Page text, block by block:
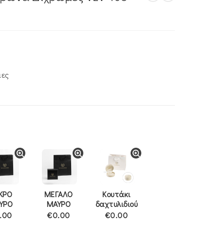
ΜΕΓΑΛΟ
ΜΑΥΡΟ
€0.00
Κουτάκι
δαχτυλιδιού
€0.00